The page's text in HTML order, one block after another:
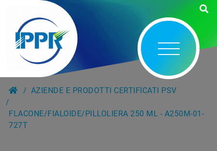
AZIENDE E PRODOTTI CERTIFICATI PSV
FLACONE/FIALOIDE/PILLOLIERA 250 ML - A250M-01-
727T